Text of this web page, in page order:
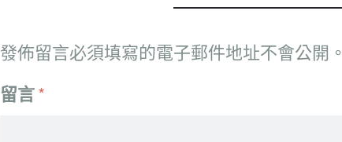
發佈留言必須填寫的電子郵件地址不會公開。
留言*